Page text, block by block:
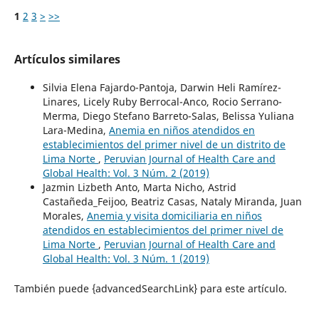
1 2 3 > >>
Artículos similares
Silvia Elena Fajardo-Pantoja, Darwin Heli Ramírez-
Linares, Licely Ruby Berrocal-Anco, Rocio Serrano-
Merma, Diego Stefano Barreto-Salas, Belissa Yuliana
Lara-Medina, Anemia en niños atendidos en
establecimientos del primer nivel de un distrito de
Lima Norte , Peruvian Journal of Health Care and
Global Health: Vol. 3 Núm. 2 (2019)
Jazmin Lizbeth Anto, Marta Nicho, Astrid
Castañeda_Feijoo, Beatriz Casas, Nataly Miranda, Juan
Morales, Anemia y visita domiciliaria en niños
atendidos en establecimientos del primer nivel de
Lima Norte , Peruvian Journal of Health Care and
Global Health: Vol. 3 Núm. 1 (2019)
También puede {advancedSearchLink} para este artículo.